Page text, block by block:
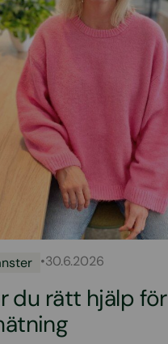
•30.6.2026
du rätt hjälp för